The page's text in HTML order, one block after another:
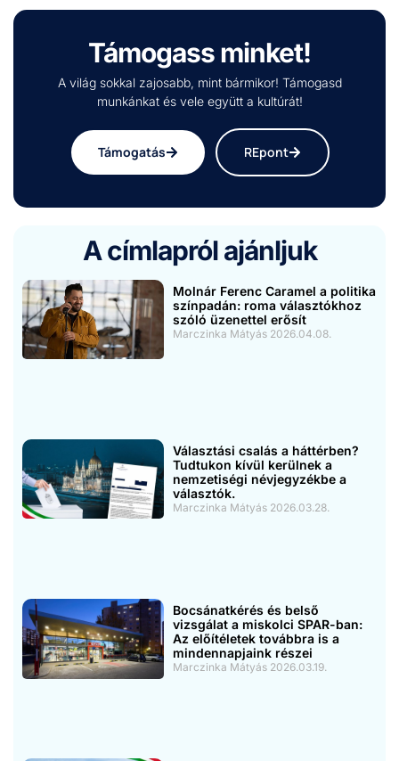
Támogass minket!
A világ sokkal zajosabb, mint bármikor! Támogasd
munkánkat és vele együtt a kultúrát!
Támogatás REpont
A címlapról ajánljuk
Molnár Ferenc Caramel a politika
színpadán: roma választókhoz
szóló üzenettel erősít
Marczinka Mátyás 2026.04.08.
Választási csalás a háttérben?
Tudtukon kívül kerülnek a
nemzetiségi névjegyzékbe a
választók.
Marczinka Mátyás 2026.03.28.
Bocsánatkérés és belső
vizsgálat a miskolci SPAR-ban:
Az előítéletek továbbra is a
mindennapjaink részei
Marczinka Mátyás 2026.03.19.